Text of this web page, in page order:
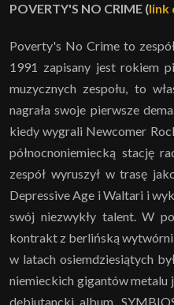
POVERTY'S NO CRIME (link
Poverty's No Crime to
1991 zapisany jest rokiem
muzycznych zespołu, to
nagrała swoje pierwsze
kiedy wygrali Newcomer
północnoniemiecką stację
zespół wyruszył w trasę
Depressive Age i Waltari i
swój niezwykły talent. W
kontrakt z berlińską
w latach osiemdziesiątych
niemieckich gigantów metalu
debiutancki album,